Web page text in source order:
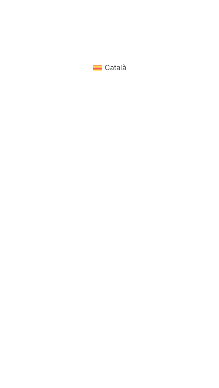
Català